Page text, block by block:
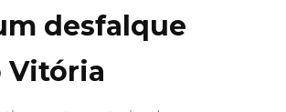
desfalque
Vitória